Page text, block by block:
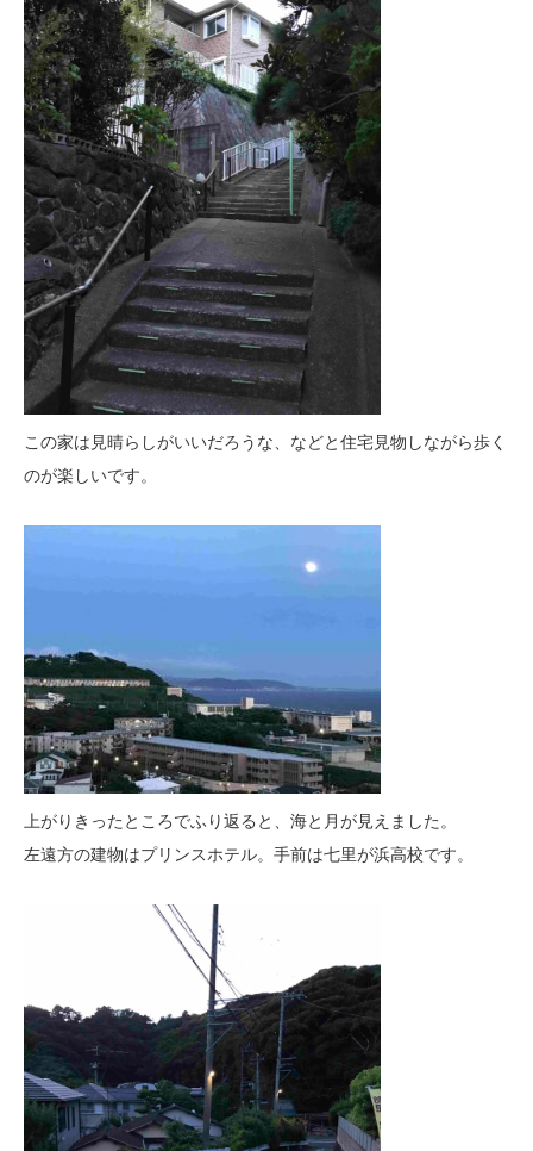
この家は見晴らしがいいだろうな、などと住宅見物しながら歩く
のが楽しいです。
上がりきったところでふり返ると、海と月が見えました。
左遠方の建物はプリンスホテル。手前は七里が浜高校です。